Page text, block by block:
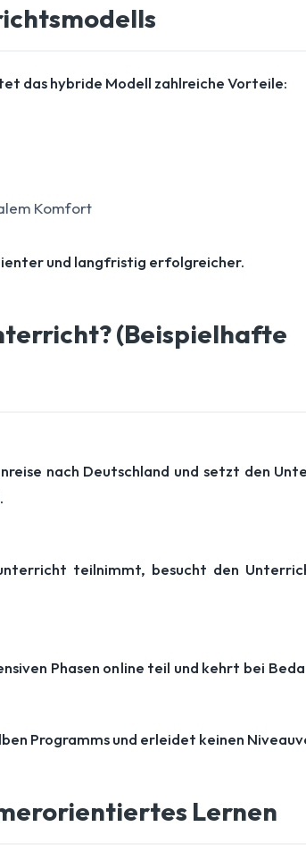
das hybride Modell zahlreiche Vorteile:
Komfort
und langfristig erfolgreicher.
(Beispielhafte
nach Deutschland und setzt den
teilnimmt, besucht den
Phasen online teil und kehrt bei
Programms und erleidet keinen
Lernen